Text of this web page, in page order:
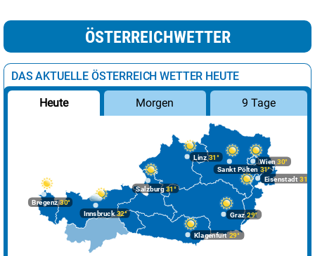
ÖSTERREICHWETTER
DAS AKTUELLE ÖSTERREICH WETTER HEUTE
Heute Morgen 9 Tage
Bregenz30°
Graz29°
Innsbruck32°
Klagenfurt 29°
Linz31°
Salzburg31°
Wien 30°
Eisenstadt 31°
Sankt Pölten 31°